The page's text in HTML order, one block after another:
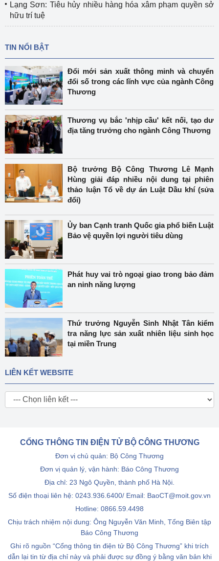
Lạng Sơn: Tiêu hủy nhiều hàng hóa xâm phạm quyền sở
hữu trí tuệ
TIN NỔI BẬT
Đổi mới sản xuất thông minh và chuyển
đổi số trong các lĩnh vực của ngành Công
Thương
Thương vụ bắc 'nhịp cầu' kết nối, tạo dư
địa tăng trưởng cho ngành Công Thương
Bộ trưởng Bộ Công Thương Lê Mạnh
Hùng giải đáp nhiều nội dung tại phiên
thảo luận Tổ về dự án Luật Dầu khí (sửa
đổi)
Ủy ban Cạnh tranh Quốc gia phổ biến Luật
Bảo vệ quyền lợi người tiêu dùng
Phát huy vai trò ngoại giao trong bảo đảm
an ninh năng lượng
Thứ trưởng Nguyễn Sinh Nhật Tân kiểm
tra năng lực sản xuất nhiên liệu sinh học
tại miền Trung
LIÊN KẾT WEBSITE
CỔNG THÔNG TIN ĐIỆN TỬ BỘ CÔNG THƯƠNG
Đơn vị chủ quản: Bộ Công Thương
Đơn vị quản lý, vận hành: Báo Công Thương
Địa chỉ: 23 Ngô Quyền, thành phố Hà Nội.
Số điện thoại liên hệ: 0243.936.6400/ Email: BaoCT@moit.gov.vn
Hotline: 0866.59.4498
Chịu trách nhiệm nội dung: Ông Nguyễn Văn Minh, Tổng Biên tập
Báo Công Thương
Ghi rõ nguồn “Cổng thông tin điện tử Bộ Công Thương” khi trích
dẫn lại tin từ địa chỉ này và phải được sự đồng ý bằng văn bản khi